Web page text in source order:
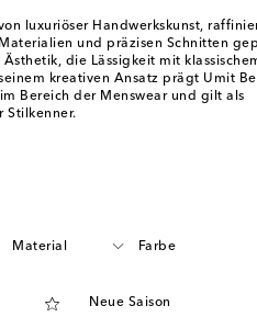
luxuriöser Handwerkskunst,
und präzisen Schnitten
die Lässigkeit mit
kreativen Ansatz prägt Umit
Bereich der Menswear und gilt als
Stilkenner.
Material Farbe
Neue Saison